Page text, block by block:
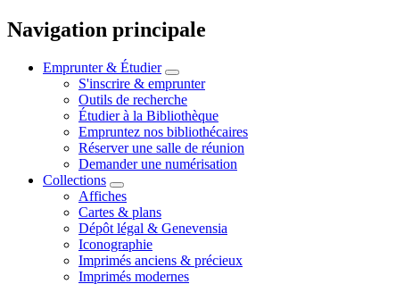
Navigation principale
Emprunter & Étudier
S'inscrire & emprunter
Outils de recherche
Étudier à la Bibliothèque
Empruntez nos bibliothécaires
Réserver une salle de réunion
Demander une numérisation
Collections
Affiches
Cartes & plans
Dépôt légal & Genevensia
Iconographie
Imprimés anciens & précieux
Imprimés modernes